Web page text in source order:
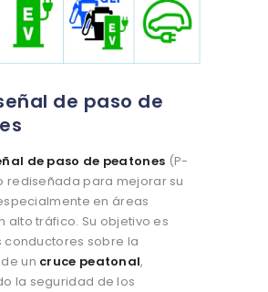
de paso de
de paso de peatones (P-
rediseñada para mejorar su
en áreas
alto tráfico. Su objetivo es
conductores sobre la
un cruce peatonal,
la seguridad de los